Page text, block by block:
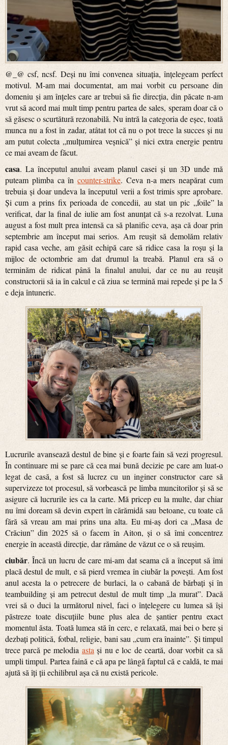
@_@ csf, ncsf. Deși nu îmi convenea situația, înțelegeam perfect
motivul. M-am mai documentat, am mai vorbit cu persoane din
domeniu și am înțeles care ar trebui să fie direcția, din păcate n-am
vrut să acord mai mult timp pentru partea de sales, speram doar că o
să găsesc o scurtătură rezonabilă. Nu intră la categoria de eșec, toată
munca nu a fost în zadar, atâtat tot că nu o pot trece la succes și nu
am putut colecta „mulțumirea veșnică” și nici extra energie pentru
ce mai aveam de făcut.
casa. La începutul anului aveam planul casei și un 3D unde mă
puteam plimba ca încounter-strike. Ceva n-a mers neapărat cum
trebuia și doar undeva la începutul verii a fost trimis spre aprobare.
Și cum a prins fix perioada de concedii, au stat un pic „foile” la
verificat, dar la final de iulie am fost anunțat că s-a rezolvat. Luna
august a fost mult prea intensă ca să planific ceva, așa că doar prin
septembrie am început mai serios. Am reușit să demolăm relativ
rapid casa veche, am găsit echipă care să ridice casa la roșu și la
mijloc de octombrie am dat drumul la treabă. Planul era să o
terminăm de ridicat până la finalul anului, dar ce nu au reușit
constructorii să ia în calcul e că ziua se termină mai repede și pe la 5
e deja întuneric.
Lucrurile avansează destul de bine și e foarte fain să vezi progresul.
În continuare mi se pare că cea mai bună decizie pe care am luat-o
legat de casă, a fost să lucrez cu un inginer constructor care să
supervizeze tot procesul, să vorbească pe limba muncitorilor și să se
asigure că lucrurile ies ca la carte. Mă pricep eu la multe, dar chiar
nu îmi doream să devin expert în cărămidă sau betoane, cu toate că
fără să vreau am mai prins una alta. Eu mi-aș dori ca „Masa de
Crăciun” din 2025 să o facem în Aiton, și o să îmi concentrez
energie în această direcție, dar rămâne de văzut ce o să reușim.
ciubăr. Încă un lucru de care mi-am dat seama că a început să îmi
placă destul de mult, e să pierd vremea în ciubăr la povești. Am fost
anul acesta la o petrecere de burlaci, la o cabană de bărbați și în
teambuilding și am petrecut destul de mult timp „la murat”. Dacă
vrei să o duci la următorul nivel, faci o înțelegere cu lumea să își
păstreze toate discuțiile bune plus alea de șantier pentru exact
momentul ăsta. Toată lumea stă în cerc, e relaxată, mai bei o bere și
dezbați politică, fotbal, religie, bani sau „cum era înainte”. Și timpul
trece parcă pe melodia asta și nu e loc de ceartă, doar vorbit ca să
umpli timpul. Partea faină e că apa pe lângă faptul că e caldă, te mai
ajută să îți ții echilibrul așa că nu există pericole.